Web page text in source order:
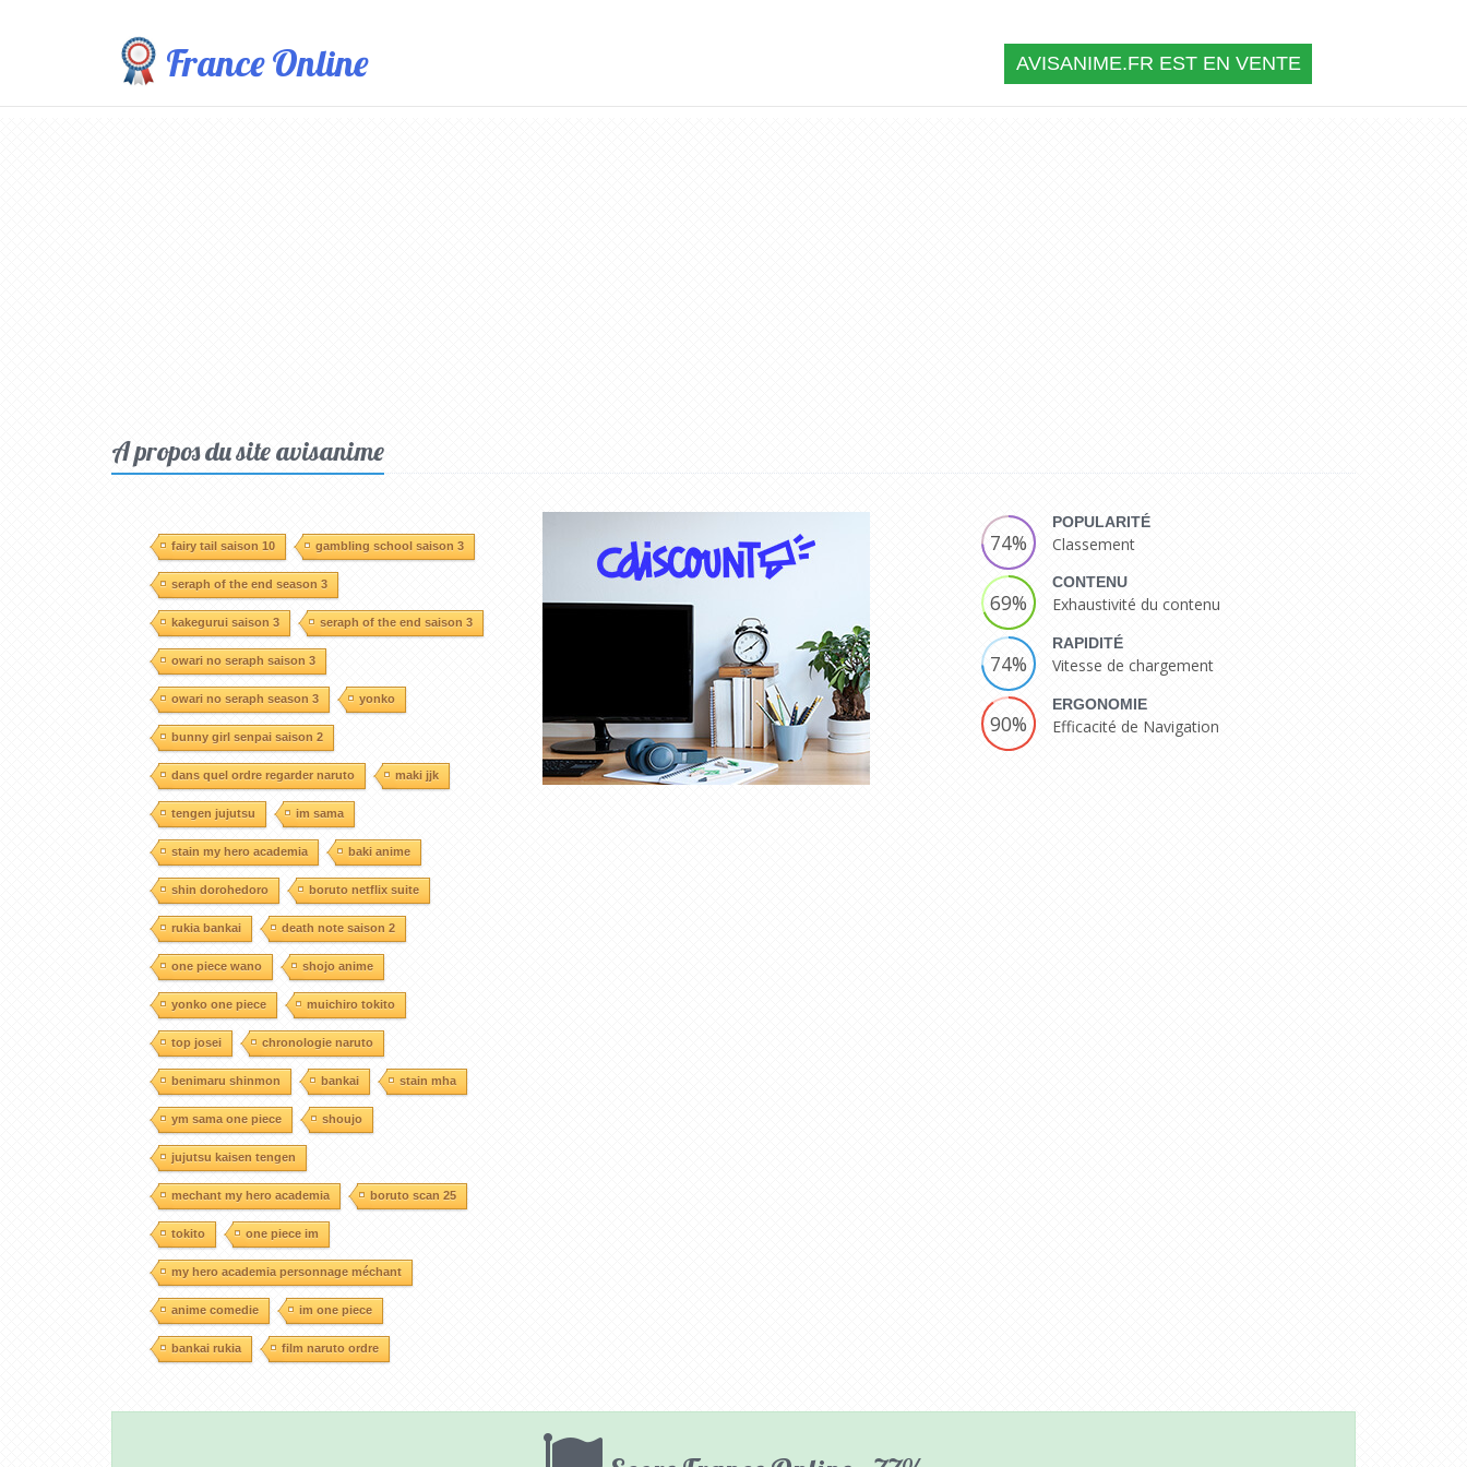
France Online AVISANIME.FR EST EN VENTE
A propos du site avisanime
fairy tail saison 10 gambling school saison 3
seraph of the end season 3
kakegurui saison 3 seraph of the end saison 3
owari no seraph saison 3
owari no seraph season 3 yonko
bunny girl senpai saison 2
dans quel ordre regarder naruto maki jjk
tengen jujutsu im sama
stain my hero academia baki anime
shin dorohedoro boruto netflix suite
rukia bankai death note saison 2
one piece wano shojo anime
yonko one piece muichiro tokito
top josei chronologie naruto
benimaru shinmon bankai stain mha
ym sama one piece shoujo
jujutsu kaisen tengen
mechant my hero academia boruto scan 25
tokito one piece im
my hero academia personnage méchant
anime comedie im one piece
bankai rukia film naruto ordre
74%
POPULARITÉ
Classement
69%
CONTENU
Exhaustivité du contenu
74%
RAPIDITÉ
Vitesse de chargement
90%
ERGONOMIE
Efficacité de Navigation